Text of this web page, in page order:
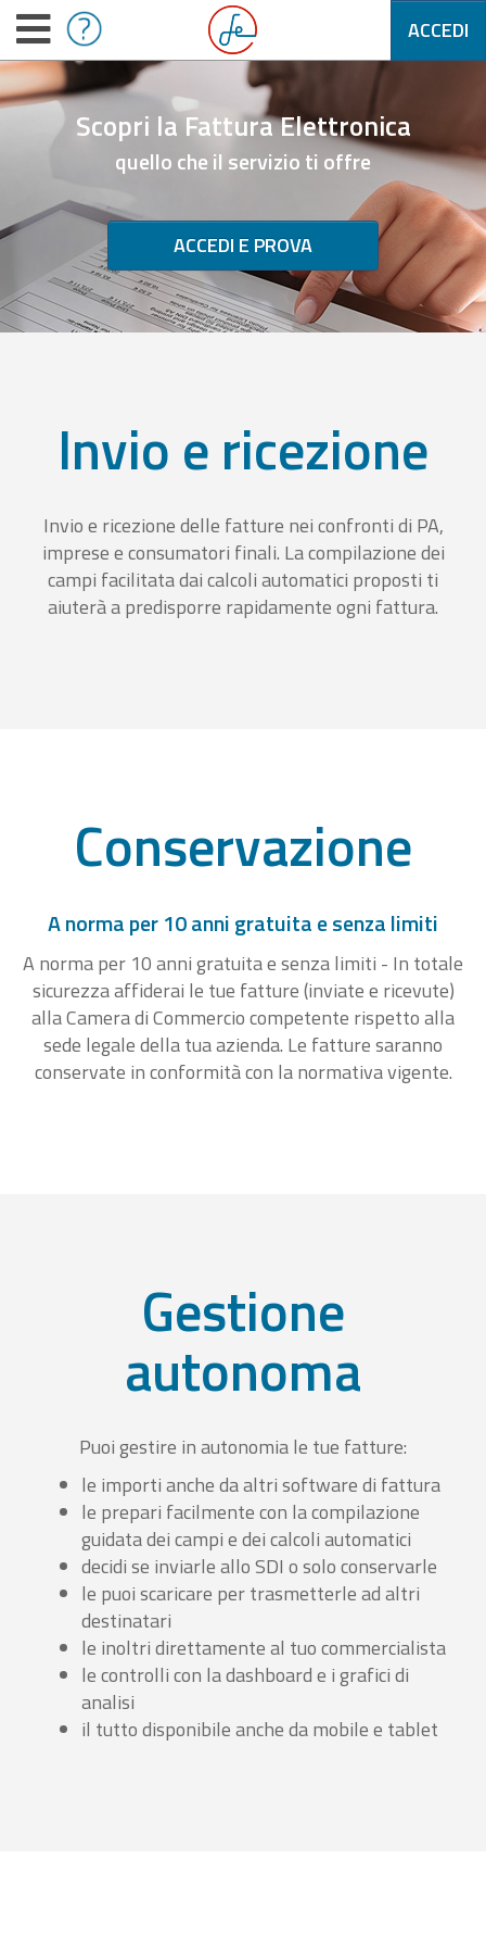
ACCEDI
Scopri la Fattura Elettronica
quello che il servizio ti offre
ACCEDI E PROVA
Invio e ricezione
Invio e ricezione delle fatture nei confronti di PA,
imprese e consumatori finali. La compilazione dei
campi facilitata dai calcoli automatici proposti ti
aiuterà a predisporre rapidamente ogni fattura.
Conservazione
A norma per 10 anni gratuita e senza limiti
A norma per 10 anni gratuita e senza limiti - In totale
sicurezza affiderai le tue fatture (inviate e ricevute)
alla Camera di Commercio competente rispetto alla
sede legale della tua azienda. Le fatture saranno
conservate in conformità con la normativa vigente.
Gestione
autonoma
Puoi gestire in autonomia le tue fatture:
le importi anche da altri software di fattura
le prepari facilmente con la compilazione
guidata dei campi e dei calcoli automatici
decidi se inviarle allo SDI o solo conservarle
le puoi scaricare per trasmetterle ad altri
destinatari
le inoltri direttamente al tuo commercialista
le controlli con la dashboard e i grafici di
analisi
il tutto disponibile anche da mobile e tablet